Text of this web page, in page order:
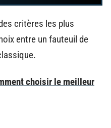
critères les plus
entre un fauteuil de
choisir le meilleur